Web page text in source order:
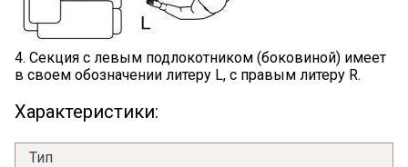
4. Секция с левым подлокотником (боковиной) имеет
в своем обозначении литеру L, с правым литеру R.
Характеристики:
Тип